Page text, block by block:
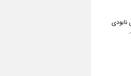
۱۲ روزه گفت: دشمن با برنامه ۲۰ ساله برای نابودی